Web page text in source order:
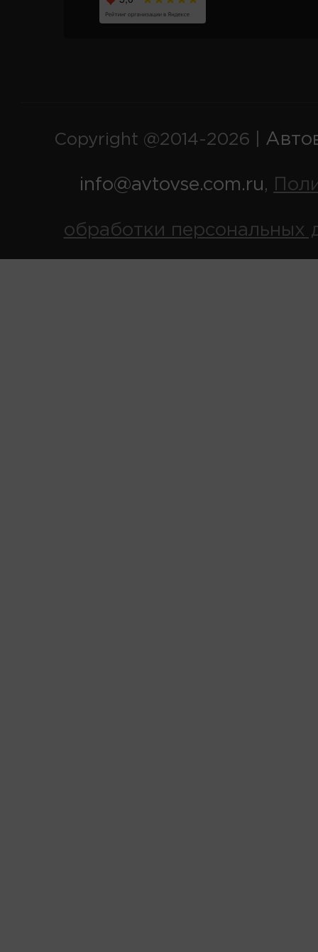
Copyright @2014-2026 |
info@avtovse.com.ru,
обработки персональных